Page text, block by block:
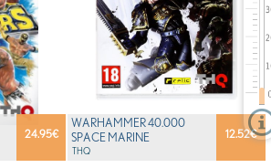
24.95€ 12.52€
WARHAMMER 40.000
SPACE MARINE
THQ